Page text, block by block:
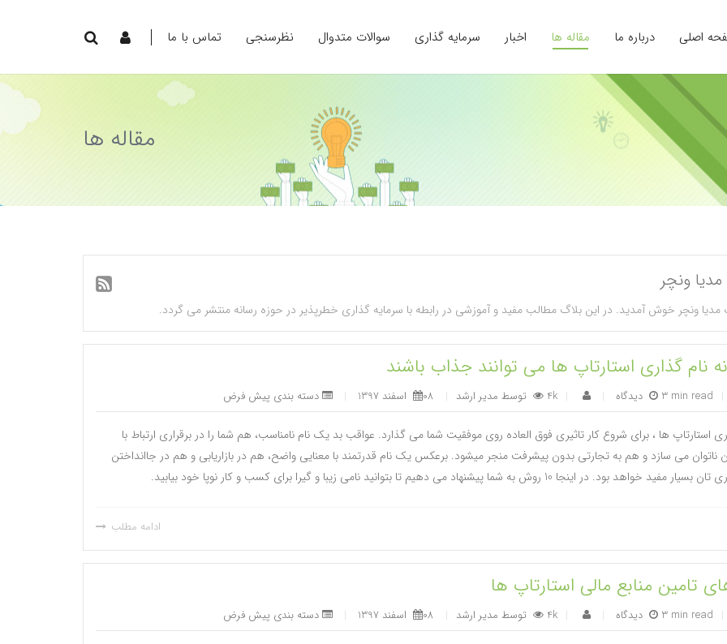
اصلی درباره ما مقاله ها اخبار سرمایه گذاری سوالات متدوال نظرسنجی تماس با ما
مقاله ها
ونچر
مدیا ونچر خوش آمدید. در این بلاگ مطالب مفید و آموزشی در رابطه با سرمایه گذاری خطرپذیر در حوزه رسانه منتشر می گردد.
نام گذاری استارتاپ ها می توانند جذاب باشند
3 min read |
|
4k | توسط مدیر ارشد | 08 اسفند 1397 | دسته بندی پیش فرض
استارتاپ ها ، برای شروع کار تاثیری فوق العاده روی موفقیت شما می گذارد. عواقب بد یک نام نامناسب، هم شما را در برقراری ارتباط با
ناتوان می سازد و هم به تجارتی بدون پیشرفت منجر میشود. برعکس یک نام قدرتمند با معنایی واضح، هم در بازاریابی و هم در جاانداختن
خواهد بود. در اینجا 10 روش به شما پیشنهاد می دهیم تا بتوانید نامی زیبا و گیرا برای کسب و کار نوپا خود بیابید.
ادامه مطلب
تامین منابع مالی استارتاپ ها
3 min read |
|
4k | توسط مدیر ارشد | 08 اسفند 1397 | دسته بندی پیش فرض